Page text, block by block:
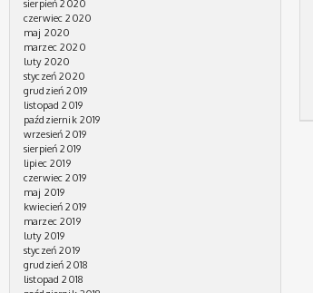
sierpień 2020
czerwiec 2020
maj 2020
marzec 2020
luty 2020
styczeń 2020
grudzień 2019
listopad 2019
październik 2019
wrzesień 2019
sierpień 2019
lipiec 2019
czerwiec 2019
maj 2019
kwiecień 2019
marzec 2019
luty 2019
styczeń 2019
grudzień 2018
listopad 2018